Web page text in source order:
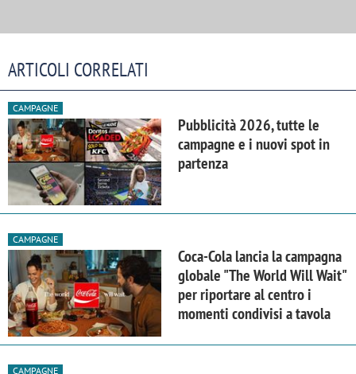
ARTICOLI CORRELATI
CAMPAGNE
Pubblicità 2026, tutte le
campagne e i nuovi spot in
partenza
CAMPAGNE
Coca-Cola lancia la campagna
globale "The World Will Wait"
per riportare al centro i
momenti condivisi a tavola
CAMPAGNE